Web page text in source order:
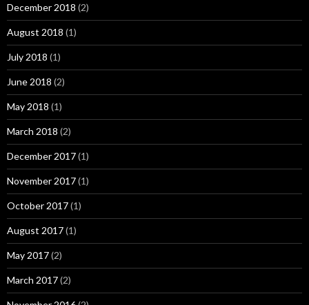
December 2018 (2)
August 2018 (1)
July 2018 (1)
June 2018 (2)
May 2018 (1)
March 2018 (2)
December 2017(1)
November 2017(1)
October 2017(1)
August 2017(1)
May 2017(2)
March 2017(2)